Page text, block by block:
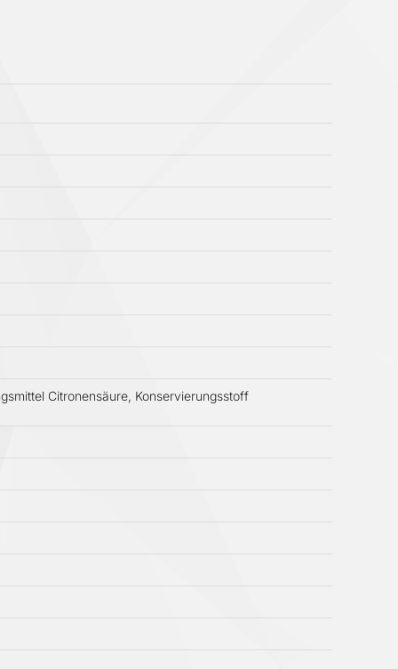
Citronensäure, Konservierungsstoff